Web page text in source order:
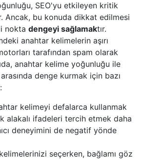
SEO'yu etkileyen kritik
Ancak, bu konuda dikkat edilmesi
nokta dengeyi sağlamaktır.
anahtar kelimelerin aşırı
tarafından spam olarak
anahtar kelime yoğunluğu ile
denge kurmak için bazı
kelimeyi defalarca kullanmak
alakalı ifadeleri tercih etmek daha
deneyimini de negatif yönde
seçerken, bağlamı göz